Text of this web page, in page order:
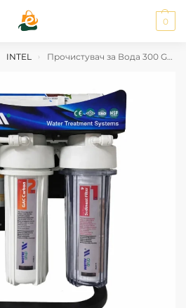
0
INTEL › Прочистувач за Вода 300 GPD